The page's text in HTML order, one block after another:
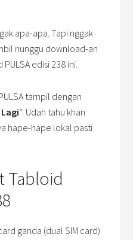
apa-apa. Tapi nggak
nunggu download-an
edisi 238 ini.
tampil dengan
“. Udah tahu khan
hape-hape lokal pasti
Tabloid
ganda (dual SIM card)